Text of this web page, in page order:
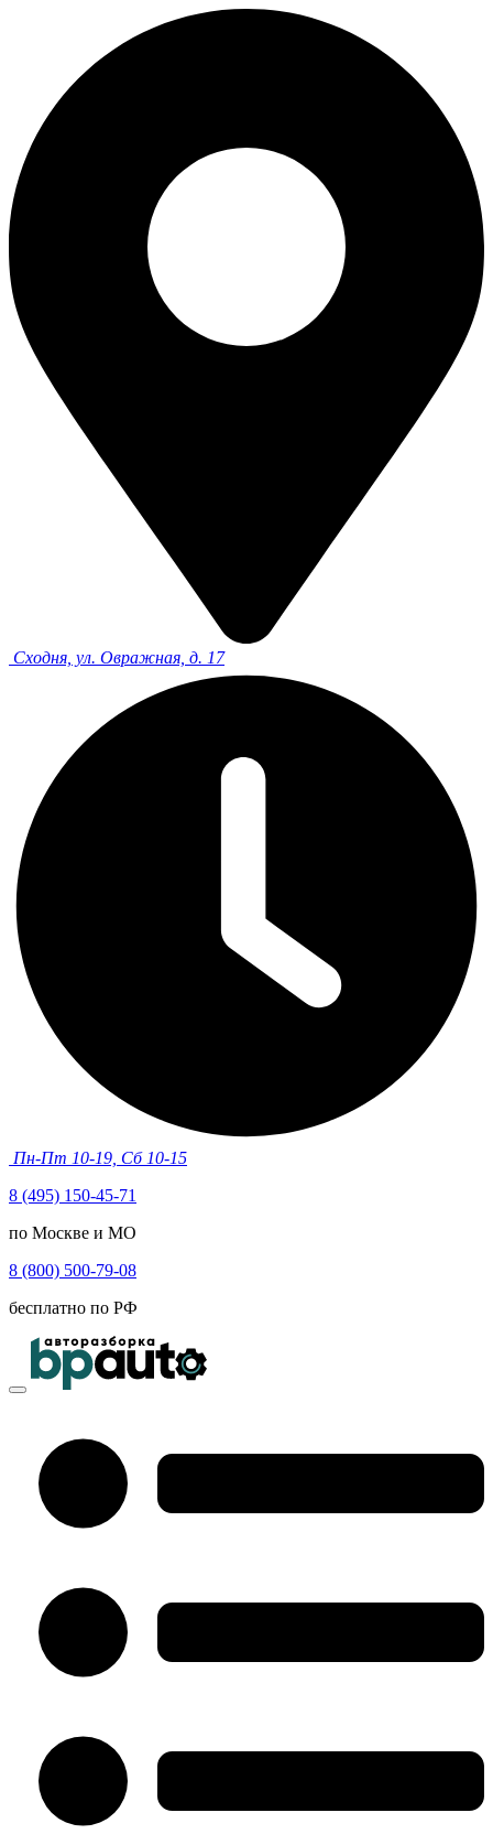
Сходня, ул. Овражная, д. 17
Пн-Пт 10-19, Сб 10-15
8 (495) 150-45-71
по Москве и МО
8 (800) 500-79-08
бесплатно по РФ